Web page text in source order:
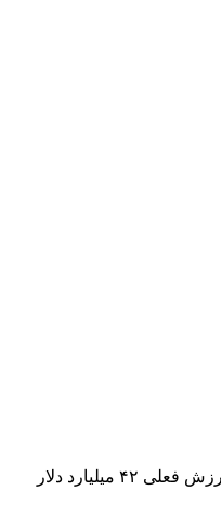
بخش میم کوین بازار رمزارز طی سال گذشته یکی از پرنوسان‌ترین و پرریسک‌ترین دوره‌های تاریخ خود را تجربه کرد. از رکورد تاریخی ۱۲۷ میلیارد دلاری در نوامبر ۲۰۲۴، بازار به ارزش فعلی ۴۲ میلیارد دلار